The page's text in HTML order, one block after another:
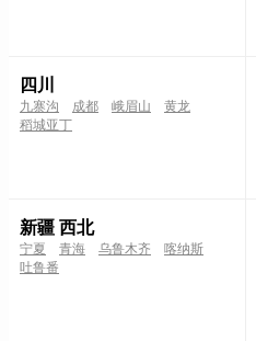
四川
九寨沟 成都 峨眉山
黄龙
稻城亚丁
新疆 西北
宁夏 青海 乌鲁木齐
喀纳斯
吐鲁番